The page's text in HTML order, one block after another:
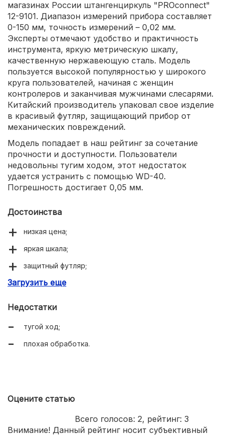
магазинах России штангенциркуль "PROconnect"
12-9101. Диапазон измерений прибора составляет
0-150 мм, точность измерений – 0,02 мм.
Эксперты отмечают удобство и практичность
инструмента, яркую метрическую шкалу,
качественную нержавеющую сталь. Модель
пользуется высокой популярностью у широкого
круга пользователей, начиная с женщин
контролеров и заканчивая мужчинами слесарями.
Китайский производитель упаковал свое изделие
в красивый футляр, защищающий прибор от
механических повреждений.
Модель попадает в наш рейтинг за сочетание
прочности и доступности. Пользователи
недовольны тугим ходом, этот недостаток
удается устранить с помощью WD-40.
Погрешность достигает 0,05 мм.
Достоинства
низкая цена;
яркая шкала;
защитный футляр;
прочность.
Загрузить еще
Недостатки
тугой ход;
плохая обработка.
Оцените статью
Всего голосов: 2, рейтинг: 3
Внимание! Данный рейтинг носит субъективный